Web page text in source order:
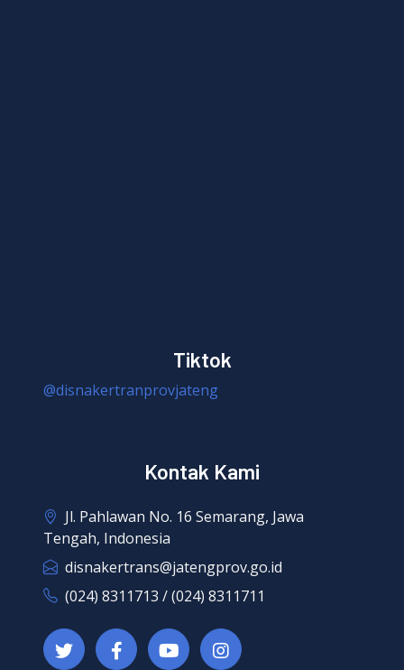
Tiktok
@disnakertranprovjateng
Kontak Kami
Jl. Pahlawan No. 16 Semarang, Jawa
Tengah, Indonesia
disnakertrans@jatengprov.go.id
(024) 8311713 / (024) 8311711